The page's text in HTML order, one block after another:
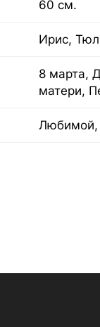
60 см.
Ирис,
8 марта,
матери,
Любимой,